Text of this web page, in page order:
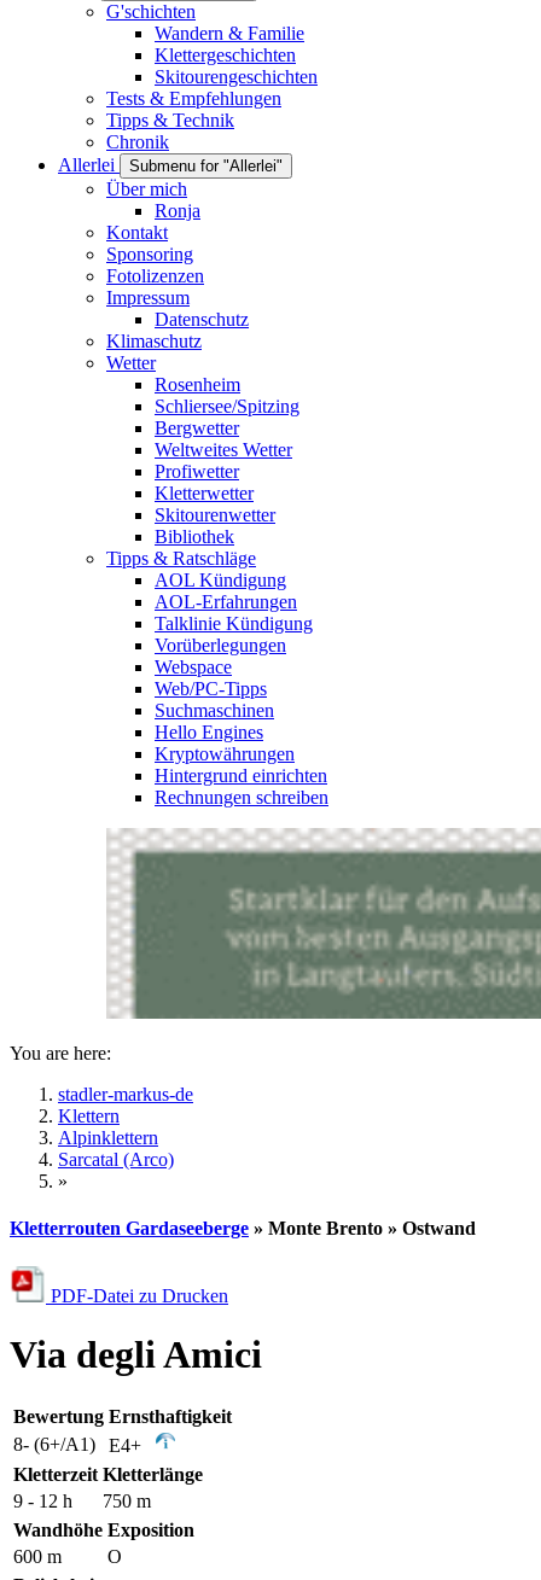
G'schichten
Wandern & Familie
Klettergeschichten
Skitourengeschichten
Tests & Empfehlungen
Tipps & Technik
Chronik
Allerlei
Submenu for "Allerlei"
Über mich
Ronja
Kontakt
Sponsoring
Fotolizenzen
Impressum
Datenschutz
Klimaschutz
Wetter
Rosenheim
Schliersee/Spitzing
Bergwetter
Weltweites Wetter
Profiwetter
Kletterwetter
Skitourenwetter
Bibliothek
Tipps & Ratschläge
AOL Kündigung
AOL-Erfahrungen
Talklinie Kündigung
Vorüberlegungen
Webspace
Web/PC-Tipps
Suchmaschinen
Hello Engines
Kryptowährungen
Hintergrund einrichten
Rechnungen schreiben
You are here:
stadler-markus-de
Klettern
Alpinklettern
Sarcatal (Arco)
»
Kletterrouten Gardaseeberge » Monte Brento » Ostwand
PDF-Datei zu Drucken
Via degli Amici
Bewertung Ernsthaftigkeit
8- (6+/A1)
E4+
Kletterzeit Kletterlänge
9 - 12 h
750 m
Wandhöhe Exposition
600 m
O